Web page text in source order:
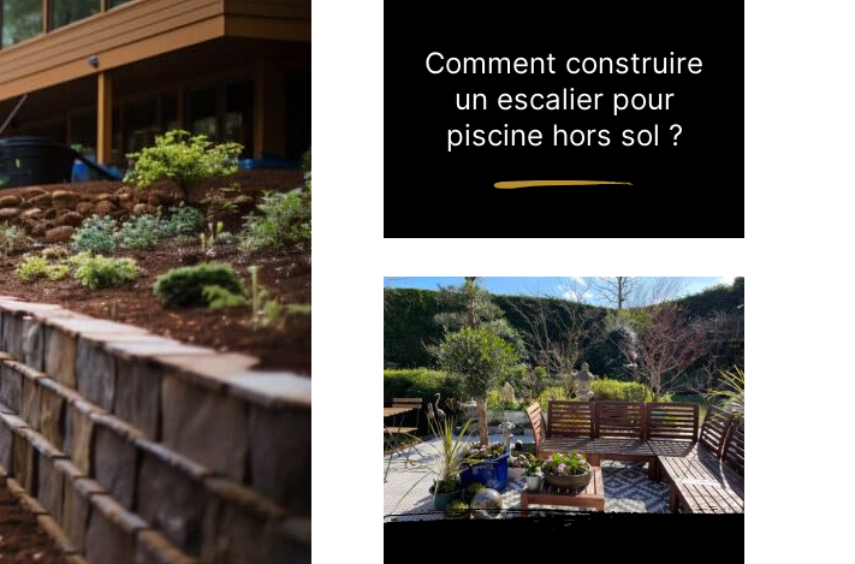
Comment construire
un escalier pour
piscine hors sol ?